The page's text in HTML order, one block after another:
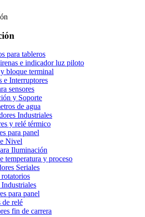
para tableros
e indicador luz piloto
bloque terminal
e Interruptores
sensores
y Soporte
de agua
Industriales
y relé térmico
para panel
Nivel
Iluminación
temperatura y proceso
Seriales
para panel
de relé
fin de carrera